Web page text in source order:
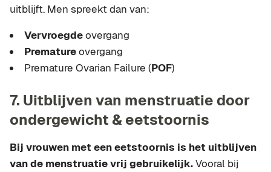
uitblijft. Men spreekt dan van:
Vervroegdeovergang
Prematureovergang
Premature Ovarian Failure (POF)
7. Uitblijven van menstruatie door
ondergewicht & eetstoornis
Bij vrouwen met een eetstoornis is het uitblijven
van de menstruatie vrij gebruikelijk.Vooral bij